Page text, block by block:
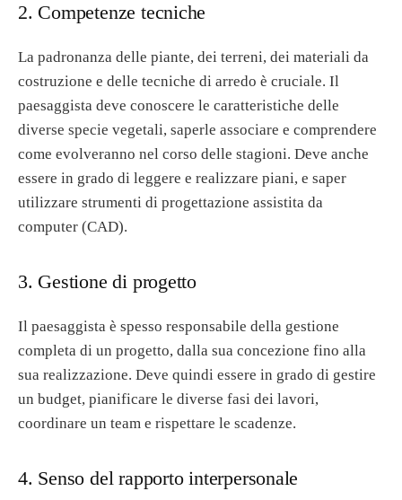
2. Competenze tecniche
La padronanza delle piante, dei terreni, dei materiali da
costruzione e delle tecniche di arredo è cruciale. Il
paesaggista deve conoscere le caratteristiche delle
diverse specie vegetali, saperle associare e comprendere
come evolveranno nel corso delle stagioni. Deve anche
essere in grado di leggere e realizzare piani, e saper
utilizzare strumenti di progettazione assistita da
computer (CAD).
3. Gestione di progetto
Il paesaggista è spesso responsabile della gestione
completa di un progetto, dalla sua concezione fino alla
sua realizzazione. Deve quindi essere in grado di gestire
un budget, pianificare le diverse fasi dei lavori,
coordinare un team e rispettare le scadenze.
4. Senso del rapporto interpersonale